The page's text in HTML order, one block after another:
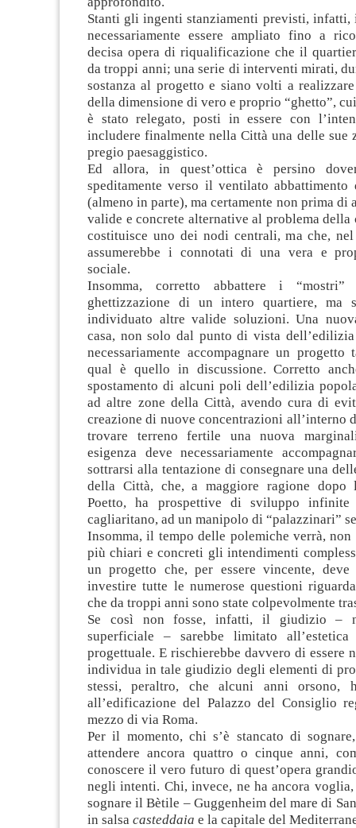
Stanti gli ingenti stanziamenti previsti, infatti,
necessariamente essere ampliato fino a
decisa opera di riqualificazione che il
da troppi anni; una serie di interventi mirati,
sostanza al progetto e siano volti a
della dimensione di vero e proprio “ghetto”,
è stato relegato, posti in essere con
includere finalmente nella Città una delle sue
pregio paesaggistico.
Ed allora, in quest’ottica è persino
speditamente verso il ventilato abbattimento
(almeno in parte), ma certamente non prima di
valide e concrete alternative al problema della
costituisce uno dei nodi centrali, ma che,
assumerebbe i connotati di una vera e
sociale.
Insomma, corretto abbattere i “mostri”
ghettizzazione di un intero quartiere, ma
individuato altre valide soluzioni. Una
casa, non solo dal punto di vista
necessariamente accompagnare un progetto
qual è quello in discussione. Corretto
spostamento di alcuni poli dell’edilizia
ad altre zone della Città, avendo cura di
creazione di nuove concentrazioni all’interno
trovare terreno fertile una nuova
esigenza deve necessariamente
sottrarsi alla tentazione di consegnare una
della Città, che, a maggiore ragione dopo
Poetto, ha prospettive di sviluppo infinite
cagliaritano, ad un manipolo di “palazzinari”
Insomma, il tempo delle polemiche verrà, non
più chiari e concreti gli intendimenti
un progetto che, per essere vincente, deve
investire tutte le numerose questioni
che da troppi anni sono state colpevolmente
Se così non fosse, infatti, il giudizio –
superficiale – sarebbe limitato all’estetica
progettuale. E rischierebbe davvero di essere
individua in tale giudizio degli elementi di
stessi, peraltro, che alcuni anni orsono,
all’edificazione del Palazzo del Consiglio
mezzo di via Roma.
Per il momento, chi s’è stancato di
attendere ancora quattro o cinque anni,
conoscere il vero futuro di quest’opera
negli intenti. Chi, invece, ne ha ancora
sognare il Bètile – Guggenheim del mare di
in salsa casteddaia e la capitale del